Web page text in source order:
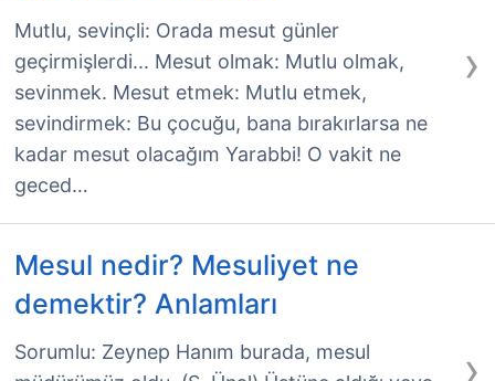
›
Mutlu, sevinçli: Orada mesut günler
geçirmişlerdi... Mesut olmak: Mutlu olmak,
sevinmek. Mesut etmek: Mutlu etmek,
sevindirmek: Bu çocuğu, bana bırakırlarsa ne
kadar mesut olacağım Yarabbi! O vakit ne
geced…
Mesul nedir? Mesuliyet ne
demektir? Anlamları
›
Sorumlu: Zeynep Hanım burada, mesul